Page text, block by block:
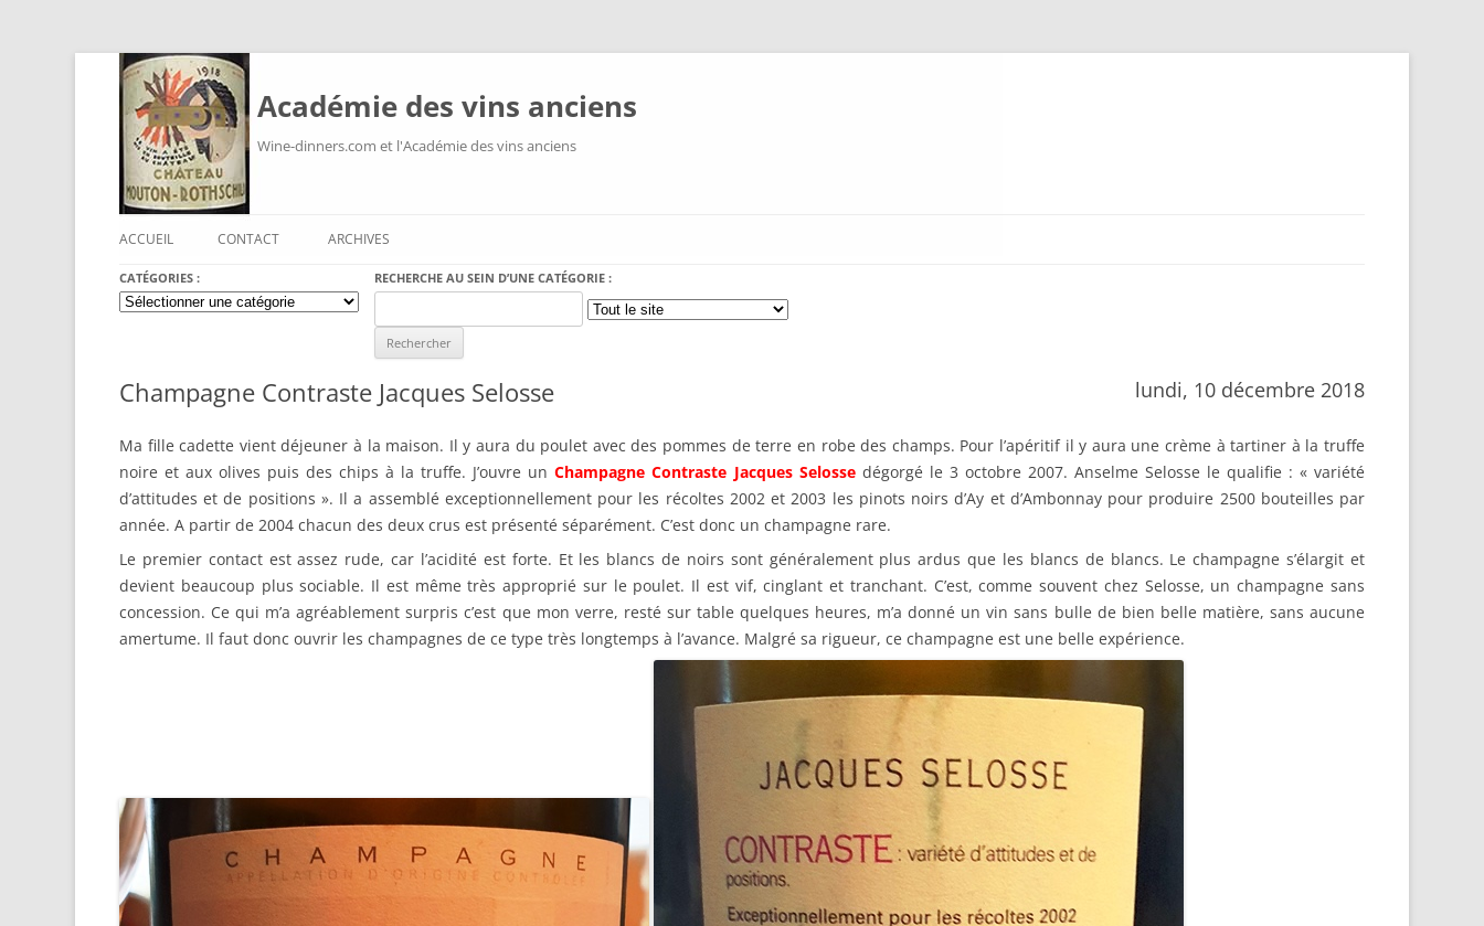
Académie des vins anciens
Wine-dinners.com et l'Académie des vins anciens
ACCUEIL CONTACT ARCHIVES
CATÉGORIES :
Catégories
:
RECHERCHE AU SEIN D’UNE CATÉGORIE :
for:
Champagne Contraste Jacques Selosse lundi, 10 décembre 2018
Ma fille cadette vient déjeuner à la maison. Il y aura du poulet avec des pommes de terre en robe des champs. Pour l’apéritif il y aura une crème à tartiner à la truffe
noire et aux olives puis des chips à la truffe. J’ouvre unChampagne Contraste Jacques Selossedégorgé le 3 octobre 2007. Anselme Selosse le qualifie : « variété
d’attitudes et de positions ». Il a assemblé exceptionnellement pour les récoltes 2002 et 2003 les pinots noirs d’Ay et d’Ambonnay pour produire 2500 bouteilles par
année. A partir de 2004 chacun des deux crus est présenté séparément. C’est donc un champagne rare.
Le premier contact est assez rude, car l’acidité est forte. Et les blancs de noirs sont généralement plus ardus que les blancs de blancs. Le champagne s’élargit et
devient beaucoup plus sociable. Il est même très approprié sur le poulet. Il est vif, cinglant et tranchant. C’est, comme souvent chez Selosse, un champagne sans
concession. Ce qui m’a agréablement surpris c’est que mon verre, resté sur table quelques heures, m’a donné un vin sans bulle de bien belle matière, sans aucune
amertume. Il faut donc ouvrir les champagnes de ce type très longtemps à l’avance. Malgré sa rigueur, ce champagne est une belle expérience.